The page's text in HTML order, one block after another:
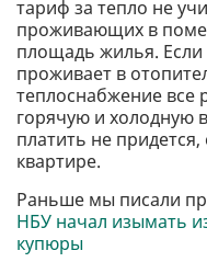
тариф за тепло не
проживающих в
площадь жилья. Если
проживает в
теплоснабжение все
горячую и холодную
платить не
квартире.
Раньше мы писали
НБУ начал изымать
купюры